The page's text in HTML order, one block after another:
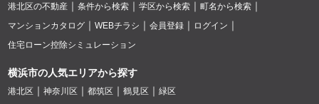
港北区の不動産 条件から検索 学区から検索
町名から検索
マンションカタログ
WEBチラシ 会員登録
ログイン
住宅ローン控除シミュレーション
横浜市の人気エリアから探す
港北区 神奈川区 都筑区 鶴見区 緑区